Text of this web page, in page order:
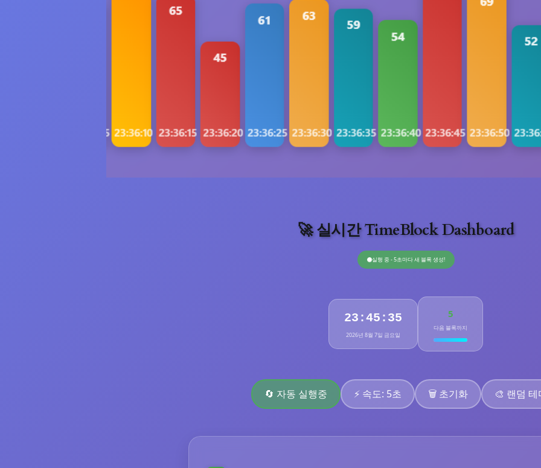
🚀 실시간 TimeBlock Dashboard
실행 중 - 5초마다 새 블록 생성!
23:45:36
2026년 8월 7일 금요일
5
다음 블록까지
🔄 자동 실행중 ⚡ 속도: 5초 🗑️ 초기화 🎨 랜덤 테